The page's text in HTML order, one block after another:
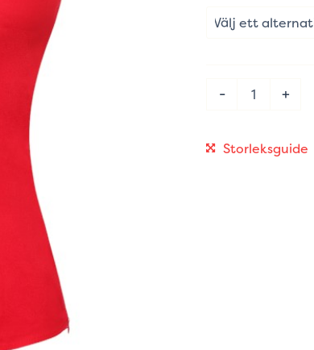
-
Glinder
mängd
+
Storleksguide